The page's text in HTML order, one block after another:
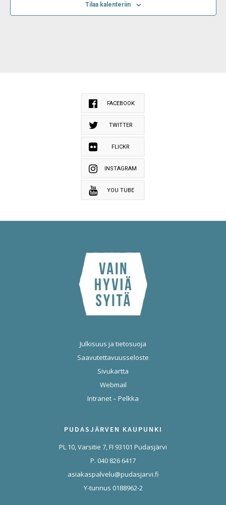
Tilaa kalenteriin
FACEBOOK
TWITTER
FLICKR
INSTAGRAM
YOU TUBE
Julkisuus ja tietosuoja
Saavutettavuusseloste
Sivukartta
Webmail
Intranet – Pelkka
PUDASJÄRVEN KAUPUNKI
PL 10, Varsitie 7, FI 93101 Pudasjärvi
P. 040 826 6417
asiakaspalvelu@pudasjarvi.fi
Y-tunnus 0188962-2